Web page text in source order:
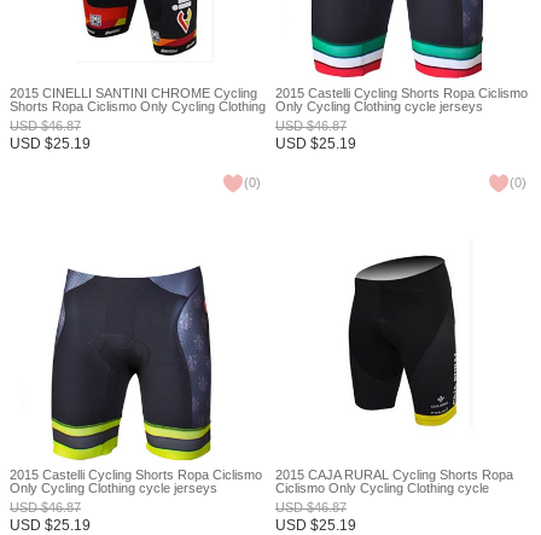
2015 CINELLI SANTINI CHROME Cycling
Shorts Ropa Ciclismo Only Cycling Clothing
cycle jerseys Ciclismo bicicletas maillot
ciclismo XXS
USD$46.87
USD $25.19
(0)
2015 Castelli Cycling Shorts Ropa Ciclismo
Only Cycling Clothing cycle jerseys
Ciclismo bicicletas maillot ciclismo XXS
USD$46.87
USD $25.19
(0)
2015 Castelli Cycling Shorts Ropa Ciclismo
Only Cycling Clothing cycle jerseys
Ciclismo bicicletas maillot ciclismo XXS
USD$46.87
USD $25.19
2015 CAJA RURAL Cycling Shorts Ropa
Ciclismo Only Cycling Clothing cycle
jerseys Ciclismo bicicletas maillot ciclismo
XXS
USD$46.87
USD $25.19